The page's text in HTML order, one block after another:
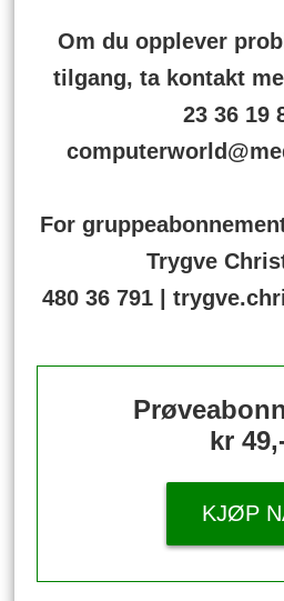
Om du opplever
tilgang, ta kontakt
23 36 19
For
Trygve
480 36 791 |
kr
KJØP